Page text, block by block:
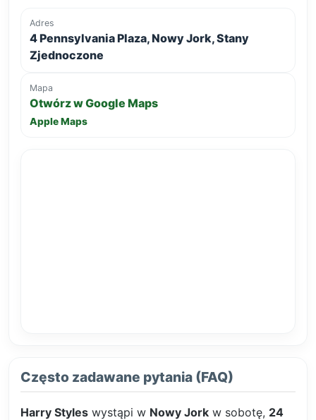
Adres
4 Pennsylvania Plaza, Nowy Jork, Stany
Zjednoczone
Mapa
Otwórz w Google Maps
Apple Maps
Często zadawane pytania (FAQ)
Harry Styles wystąpi w Nowy Jork w sobotę, 24